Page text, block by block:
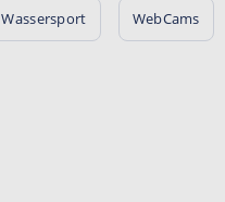
Wassersport WebCams